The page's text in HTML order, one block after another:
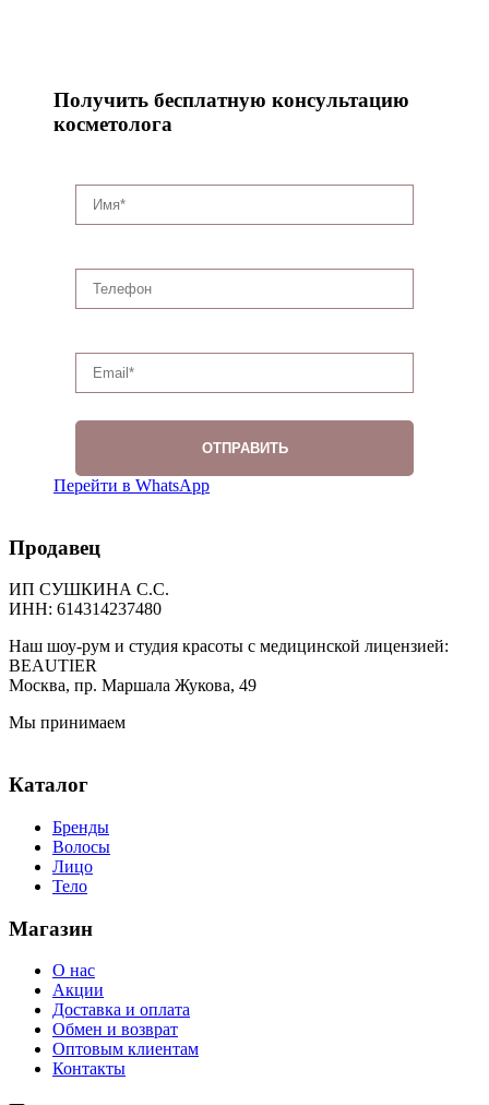
Получить бесплатную консультацию
косметолога
Перейти в WhatsApp
Продавец
ИП СУШКИНА С.С.
ИНН: 614314237480
Наш шоу-рум и студия красоты с медицинской лицензией:
BEAUTIER
Москва, пр. Маршала Жукова, 49
Мы принимаем
Каталог
Бренды
Волосы
Лицо
Тело
Магазин
О нас
Акции
Доставка и оплата
Обмен и возврат
Оптовым клиентам
Контакты